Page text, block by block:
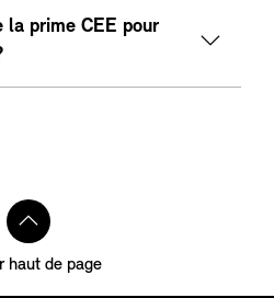
la prime CEE pour
haut de page